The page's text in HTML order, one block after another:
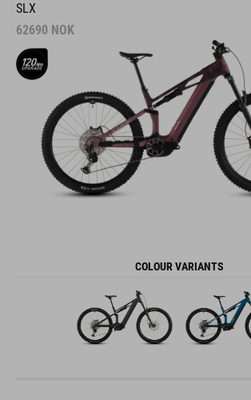
SLX
62690 NOK
COLOUR VARIANTS